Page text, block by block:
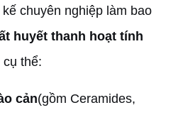
chuyên nghiệp làm bao
huyết thanh hoạt tính
cụ thể:
cản(gồm Ceramides,